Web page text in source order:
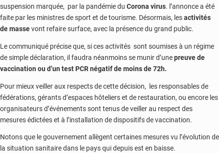
suspension marquée, par la pandémie du Corona virus. l’annonce a été
faite par les ministres de sport et de tourisme. Désormais, lesactivités
de massevont refaire surface, avec la présence du grand public.
Le communiqué précise que, si ces activités sont soumises à un régime
de simple déclaration, il faudra néanmoins se munir d’unepreuve de
vaccination ou d’un test PCR négatif de moins de 72h.
Pour mieux veiller aux respects de cette décision, les responsables de
fédérations, gérants d’espaces hôteliers et de restauration, ou encore les
organisateurs d’événements sont tenus de veiller au respect des
mesures édictées et à l’installation de dispositifs de vaccination.
Notons que le gouvernement allègent certaines mesures vu l’évolution de
la situation sanitaire dans le pays qui depuis est en baisse.